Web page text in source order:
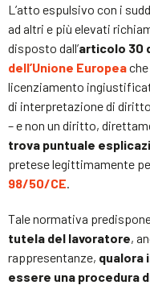
L’atto espulsivo con i
ad altri e più elevati
disposto dall’articolo 30
dell’Unione Europea
licenziamento
di interpretazione di
– e non un diritto,
trova puntuale
pretese legittimamente
98/50/CE.
Tale normativa
tutela del lavoratore,
rappresentanze, qualora
essere una procedura